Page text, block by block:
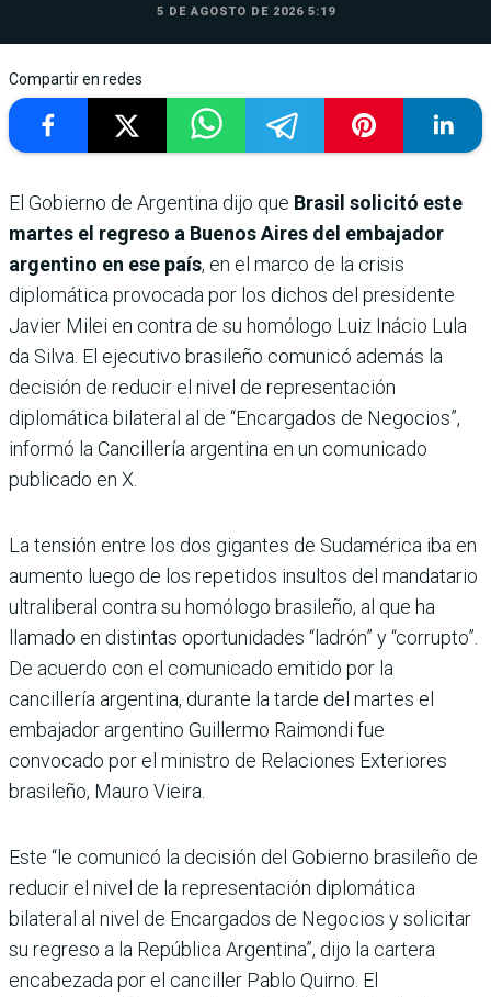
5 DE AGOSTO DE 2026 5:19
Compartir en redes
El Gobierno de Argentina dijo que Brasil solicitó este
martes el regreso a Buenos Aires del embajador
argentino en ese país, en el marco de la crisis
diplomática provocada por los dichos del presidente
Javier Milei en contra de su homólogo Luiz Inácio Lula
da Silva. El ejecutivo brasileño comunicó además la
decisión de reducir el nivel de representación
diplomática bilateral al de “Encargados de Negocios”,
informó la Cancillería argentina en un comunicado
publicado en X.
La tensión entre los dos gigantes de Sudamérica iba en
aumento luego de los repetidos insultos del mandatario
ultraliberal contra su homólogo brasileño, al que ha
llamado en distintas oportunidades “ladrón” y “corrupto”.
De acuerdo con el comunicado emitido por la
cancillería argentina, durante la tarde del martes el
embajador argentino Guillermo Raimondi fue
convocado por el ministro de Relaciones Exteriores
brasileño, Mauro Vieira.
Este “le comunicó la decisión del Gobierno brasileño de
reducir el nivel de la representación diplomática
bilateral al nivel de Encargados de Negocios y solicitar
su regreso a la República Argentina”, dijo la cartera
encabezada por el canciller Pablo Quirno. El